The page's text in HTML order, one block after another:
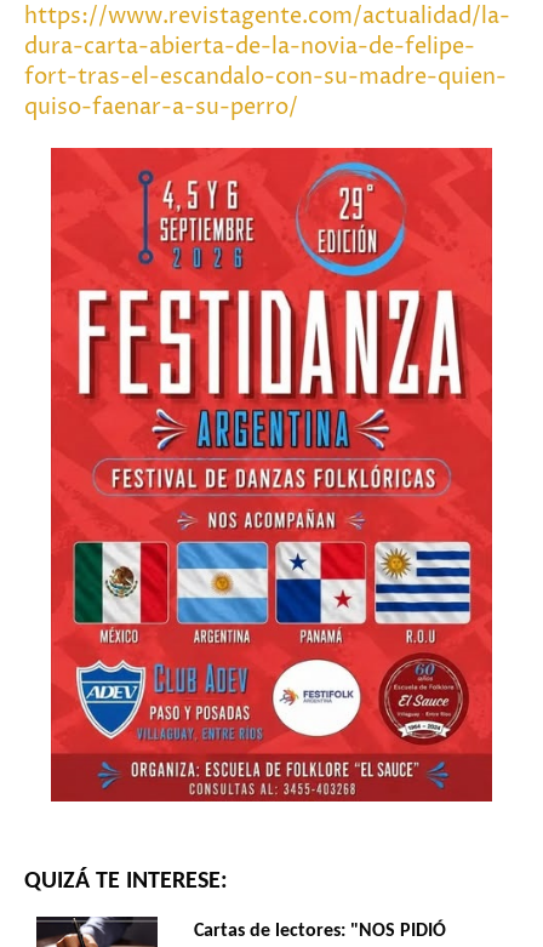
https://www.revistagente.com/actualidad/la-
dura-carta-abierta-de-la-novia-de-felipe-
fort-tras-el-escandalo-con-su-madre-quien-
quiso-faenar-a-su-perro/
QUIZÁ TE INTERESE:
Cartas de lectores: "NOS PIDIÓ